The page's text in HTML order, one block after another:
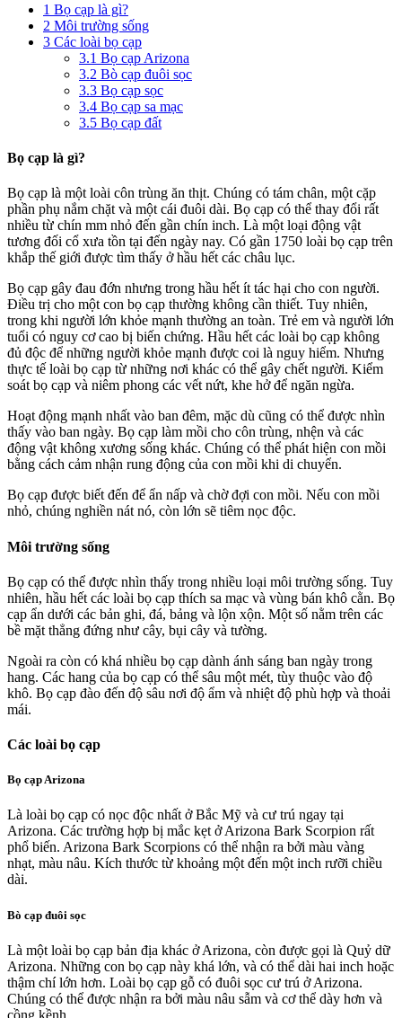
1 Bọ cạp là gì?
2 Môi trường sống
3 Các loài bọ cạp
3.1 Bọ cạp Arizona
3.2 Bò cạp đuôi sọc
3.3 Bọ cạp sọc
3.4 Bọ cạp sa mạc
3.5 Bọ cạp đất
Bọ cạp là gì?
Bọ cạp là một loài côn trùng ăn thịt. Chúng có tám chân, một cặp
phần phụ nắm chặt và một cái đuôi dài. Bọ cạp có thể thay đổi rất
nhiều từ chín mm nhỏ đến gần chín inch. Là một loại động vật
tương đối cổ xưa tồn tại đến ngày nay. Có gần 1750 loài bọ cạp trên
khắp thế giới được tìm thấy ở hầu hết các châu lục.
Bọ cạp gây đau đớn nhưng trong hầu hết ít tác hại cho con người.
Điều trị cho một con bọ cạp thường không cần thiết. Tuy nhiên,
trong khi người lớn khỏe mạnh thường an toàn. Trẻ em và người lớn
tuổi có nguy cơ cao bị biến chứng. Hầu hết các loài bọ cạp không
đủ độc để những người khỏe mạnh được coi là nguy hiểm. Nhưng
thực tế loài bọ cạp từ những nơi khác có thể gây chết người. Kiểm
soát bọ cạp và niêm phong các vết nứt, khe hở để ngăn ngừa.
Hoạt động mạnh nhất vào ban đêm, mặc dù cũng có thể được nhìn
thấy vào ban ngày. Bọ cạp làm mồi cho côn trùng, nhện và các
động vật không xương sống khác. Chúng có thể phát hiện con mồi
bằng cách cảm nhận rung động của con mồi khi di chuyển.
Bọ cạp được biết đến để ẩn nấp và chờ đợi con mồi. Nếu con mồi
nhỏ, chúng nghiền nát nó, còn lớn sẽ tiêm nọc độc.
Môi trường sống
Bọ cạp có thể được nhìn thấy trong nhiều loại môi trường sống. Tuy
nhiên, hầu hết các loài bọ cạp thích sa mạc và vùng bán khô cằn. Bọ
cạp ẩn dưới các bản ghi, đá, bảng và lộn xộn. Một số nằm trên các
bề mặt thẳng đứng như cây, bụi cây và tường.
Ngoài ra còn có khá nhiều bọ cạp dành ánh sáng ban ngày trong
hang. Các hang của bọ cạp có thể sâu một mét, tùy thuộc vào độ
khô. Bọ cạp đào đến độ sâu nơi độ ẩm và nhiệt độ phù hợp và thoải
mái.
Các loài bọ cạp
Bọ cạp Arizona
Là loài bọ cạp có nọc độc nhất ở Bắc Mỹ và cư trú ngay tại
Arizona. Các trường hợp bị mắc kẹt ở Arizona Bark Scorpion rất
phổ biến. Arizona Bark Scorpions có thể nhận ra bởi màu vàng
nhạt, màu nâu. Kích thước từ khoảng một đến một inch rưỡi chiều
dài.
Bò cạp đuôi sọc
Là một loài bọ cạp bản địa khác ở Arizona, còn được gọi là Quỷ dữ
Arizona. Những con bọ cạp này khá lớn, và có thể dài hai inch hoặc
thậm chí lớn hơn. Loài bọ cạp gỗ có đuôi sọc cư trú ở Arizona.
Chúng có thể được nhận ra bởi màu nâu sẫm và cơ thể dày hơn và
cồng kềnh.